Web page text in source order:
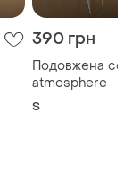
390 грн
Подовжена
atmosphere
S